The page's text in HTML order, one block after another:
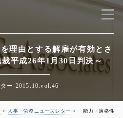
理由とする解雇が有効とさ
平成26年1月30日判決～
ー 2015.10.vol.46
> 人事・労務ニューズレター >
能力・適格性